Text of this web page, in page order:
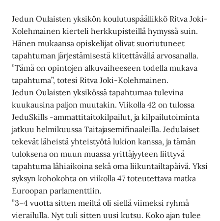
Jedun Oulaisten yksikön koulutuspäällikkö Ritva Joki-
Kolehmainen kierteli herkkupisteillä hymyssä suin.
Hänen mukaansa opiskelijat olivat suoriutuneet
tapahtuman järjestämisestä kiitettävällä arvosanalla.
”Tämä on opintojen alkuvaiheeseen todella mukava
tapahtuma”, totesi Ritva Joki-Kolehmainen.
Jedun Oulaisten yksikössä tapahtumaa tulevina
kuukausina paljon muutakin. Viikolla 42 on tulossa
JeduSkills -ammattitaitokilpailut, ja kilpailutoiminta
jatkuu helmikuussa Taitajasemifinaaleilla. Jedulaiset
tekevät läheistä yhteistyötä lukion kanssa, ja tämän
tuloksena on muun muassa yrittäjyyteen liittyvä
tapahtuma lähiaikoina sekä oma liikuntailtapäivä. Yksi
syksyn kohokohta on viikolla 47 toteutettava matka
Euroopan parlamenttiin.
”3–4 vuotta sitten meiltä oli siellä viimeksi ryhmä
vierailulla. Nyt tuli sitten uusi kutsu. Koko ajan tulee